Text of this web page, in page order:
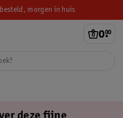
morgen in huis
0.
00